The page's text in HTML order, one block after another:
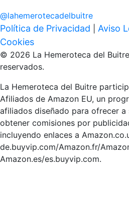
@lahemerotecadelbuitre
Política de Privacidad Aviso
Cookies
© 2026 La Hemeroteca del
reservados.
La Hemeroteca del Buitre
Afiliados de Amazon EU, un
afiliados diseñado para ofrecer
obtener comisiones por
incluyendo enlaces a
de.buyvip.com/Amazon.fr/
Amazon.es/es.buyvip.com.